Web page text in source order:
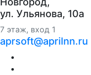
ул. Ульянова, 10a
7 этаж, вход 1
aprsoft@aprilnn.ru